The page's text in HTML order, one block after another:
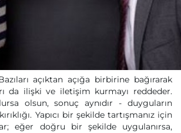
açıktan açığa birbirine bağırarak
da ilişki ve iletişim kurmayı reddeder.
olsun, sonuç aynıdır - duyguların
Yapıcı bir şekilde tartışmanız için
eğer doğru bir şekilde uygulanırsa,